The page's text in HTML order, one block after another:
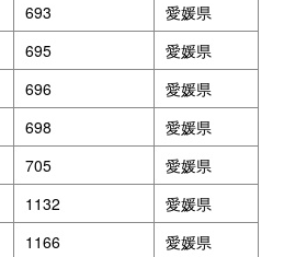
693
愛媛県
695
愛媛県
696
愛媛県
698
愛媛県
705
愛媛県
1132
愛媛県
1166 愛媛県